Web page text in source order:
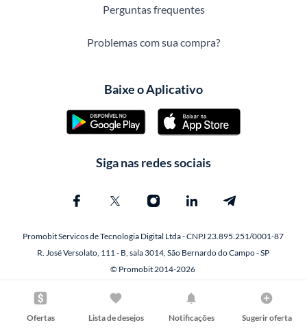
Ofertas Lista de desejos Notificações Sugerir oferta
Perguntas frequentes
Problemas com sua compra?
Baixe o Aplicativo
Siga nas redes sociais
Promobit Servicos de Tecnologia Digital Ltda - CNPJ 23.895.251/0001-87
R. José Versolato, 111 - B, sala 3014, São Bernardo do Campo - SP
© Promobit 2014-2026